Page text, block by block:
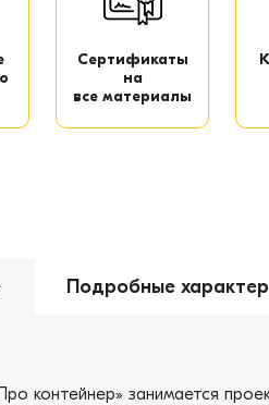
Сертификаты
на
все материалы
Подробные
контейнер» занимается